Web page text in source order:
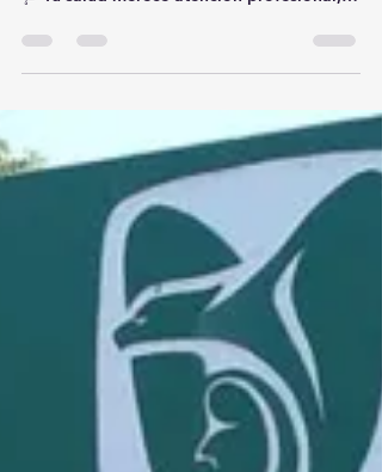
🩺🔬 JARA LABORATORIO CLÍNICO:
RESULTADOS RÁPIDOS Y CONFIABLES 🔬
precisos. En JARA Laboratorio Clínico
trabajamos todos los días para brindarte
estudios con calidad, confianza y atención
humana. ❤️🏥 ✅ Resultados el mismo día
en diversos estudios✅ Equipos de última
generación✅ Tecnología confiable para
diagnósticos precisos✅ Atención cálida y
personalizada✅ Servicio a domicilio para
toma de muestra